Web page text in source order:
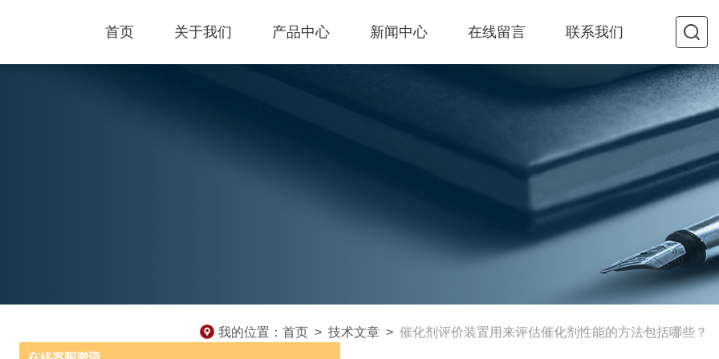
首页 关于我们 产品中心 新闻中心 在线留言 联系我们
我的位置： 首页 > 技术文章 > 催化剂评价装置用来评估催化剂性能的方法包括哪些？